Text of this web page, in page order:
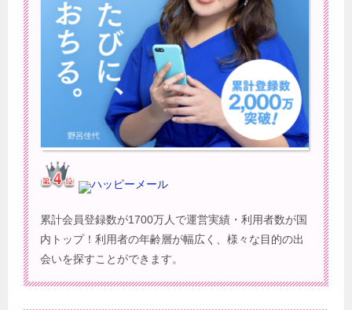
ハッピーメール
累計会員登録数が1700万人で運営実績・利用者数が国
内トップ！利用者の年齢層が幅広く、様々な目的の出
会いを探すことができます。